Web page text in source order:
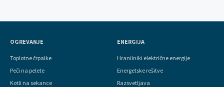
OGREVANJE
Toplotne črpalke
Peči na pelete
Kotli na sekance
ENERGIJA
Hranilniki električne energije
Energetske rešitve
Razsvetljava